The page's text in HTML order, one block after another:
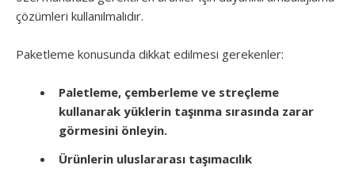
çözümleri kullanılmalıdır.
Paketleme konusunda dikkat edilmesi gerekenler:
Paletleme, çemberleme ve streçleme
kullanarak yüklerin taşınma sırasında zarar
görmesini önleyin.
Ürünlerin uluslararası taşımacılık